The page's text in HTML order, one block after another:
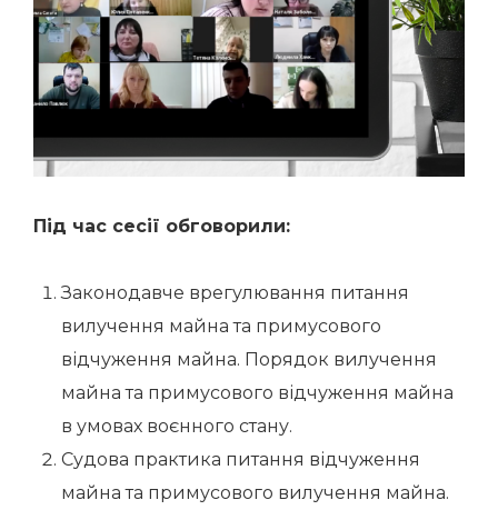
Під час сесії обговорили:
Законодавче врегулювання питання
вилучення майна та примусового
відчуження майна. Порядок вилучення
майна та примусового відчуження майна
в умовах воєнного стану.
Судова практика питання відчуження
майна та примусового вилучення майна.